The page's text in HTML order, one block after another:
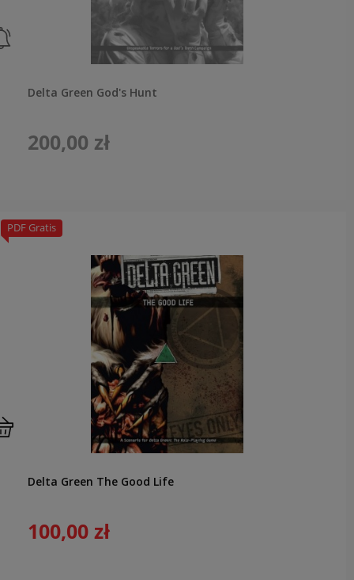
Delta Green God's Hunt
200,00 zł
Delta Green The Good Life
100,00 zł
PDF Gratis